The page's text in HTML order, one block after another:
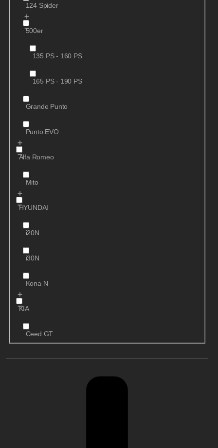
124 Spider
500er
135 PS - 160 PS
165 PS - 190 PS
Grande Punto
Punto EVO
Alfa Romeo
Mito
HYUNDAI
i20N
i30N
Kona N
KIA
Ceed GT